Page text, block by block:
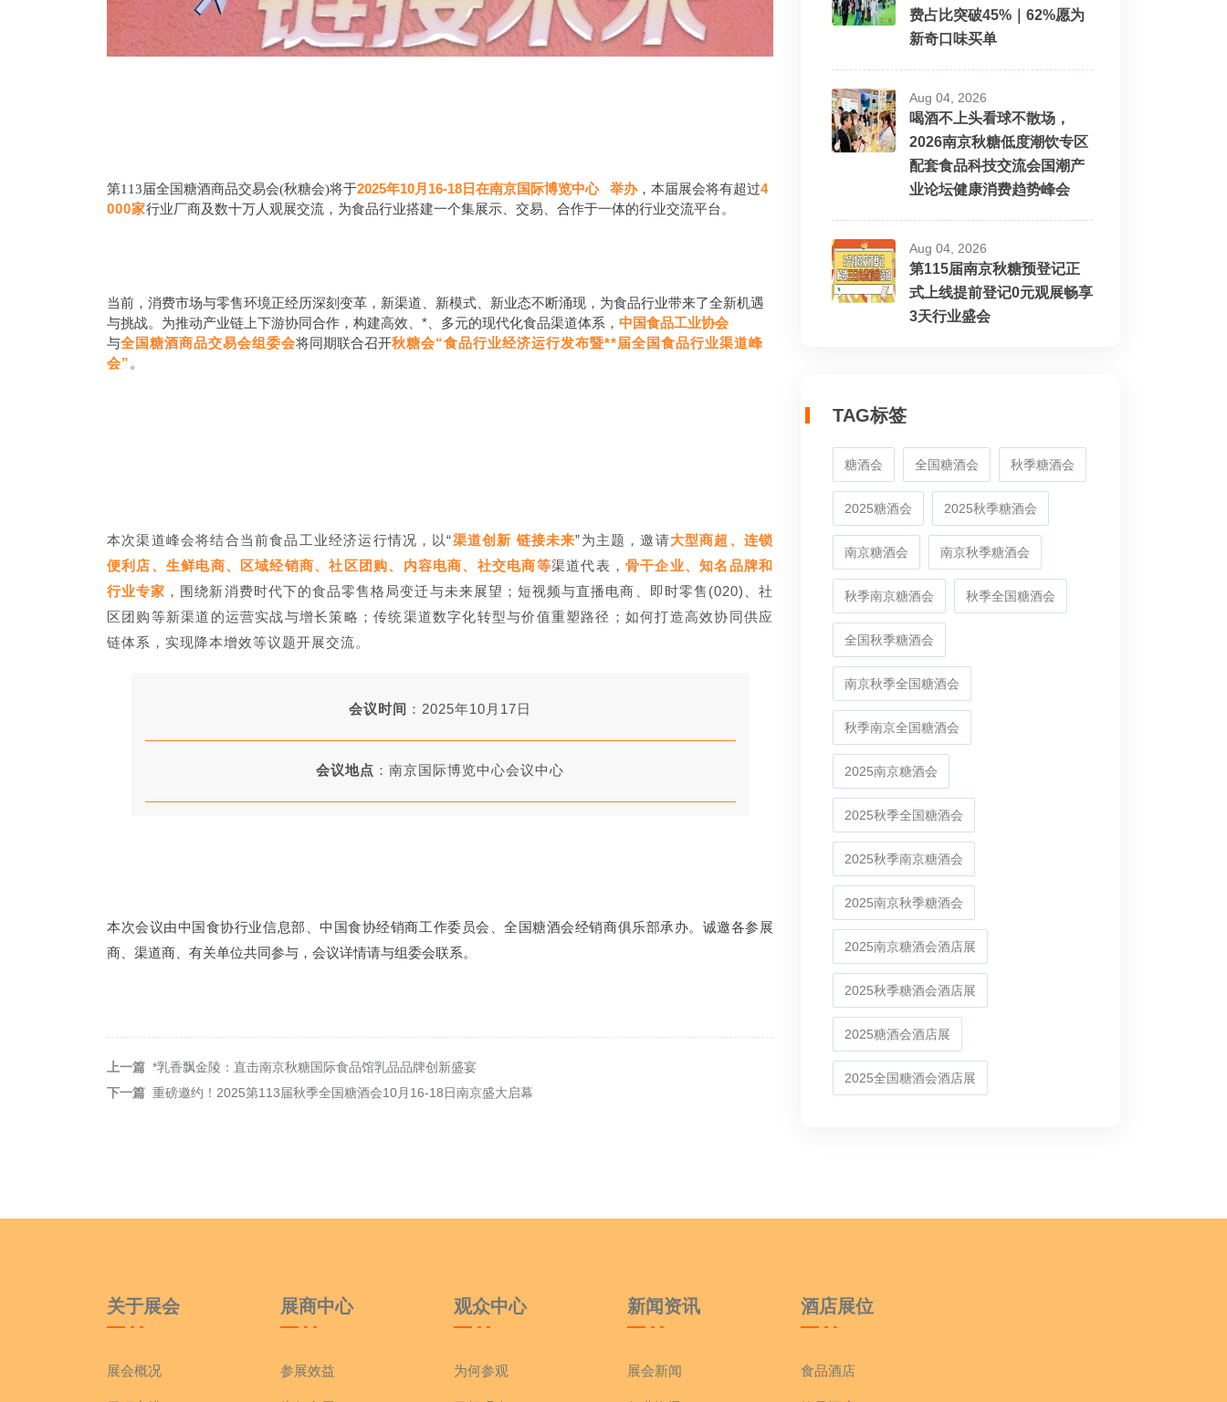
第113届全国糖酒商品交易会(秋糖会)将于2025年10月16-18日在南京国际博览中心 举办，本届展会将有超过4
000家行业厂商及数十万人观展交流，为食品行业搭建一个集展示、交易、合作于一体的行业交流平台。
当前，消费市场与零售环境正经历深刻变革，新渠道、新模式、新业态不断涌现，为食品行业带来了全新机遇
与挑战。为推动产业链上下游协同合作，构建高效、*、多元的现代化食品渠道体系， 中国食品工业协会
与全国糖酒商品交易会组委会将同期联合召开秋糖会“食品行业经济运行发布暨**届全国食品行业渠道峰
会” 。
本次渠道峰会将结合当前食品工业经济运行情况，以“渠道创新 链接未来”为主题，邀请大型商超、连锁
便利店、生鲜电商、区域经销商、社区团购、内容电商、社交电商等渠道代表， 骨干企业、知名品牌和
行业专家 ，围绕新消费时代下的食品零售格局变迁与未来展望；短视频与直播电商、即时零售(020)、社
区团购等新渠道的运营实战与增长策略；传统渠道数字化转型与价值重塑路径；如何打造高效协同供应
链体系，实现降本增效等议题开展交流。
会议时间 ：2025年10月17日
会议地点 ：南京国际博览中心会议中心
本次会议由中国食协行业信息部、中国食协经销商工作委员会、全国糖酒会经销商俱乐部承办。诚邀各参展
商、渠道商、有关单位共同参与，会议详情请与组委会联系。
上一篇 *乳香飘金陵：直击南京秋糖国际食品馆乳品品牌创新盛宴
下一篇 重磅邀约！2025第113届秋季全国糖酒会10月16-18日南京盛大启幕
费占比突破45%｜62%愿为
新奇口味买单
Aug 04, 2026
喝酒不上头看球不散场，
2026南京秋糖低度潮饮专区
配套食品科技交流会国潮产
业论坛健康消费趋势峰会
Aug 04, 2026
第115届南京秋糖预登记正
式上线提前登记0元观展畅享
3天行业盛会
TAG标签
糖酒会 全国糖酒会 秋季糖酒会
2025糖酒会 2025秋季糖酒会
南京糖酒会 南京秋季糖酒会
秋季南京糖酒会 秋季全国糖酒会
全国秋季糖酒会
南京秋季全国糖酒会
秋季南京全国糖酒会
2025南京糖酒会
2025秋季全国糖酒会
2025秋季南京糖酒会
2025南京秋季糖酒会
2025南京糖酒会酒店展
2025秋季糖酒会酒店展
2025糖酒会酒店展
2025全国糖酒会酒店展
关于展会
展会概况
展商中心
参展效益
观众中心
为何参观
新闻资讯
展会新闻
酒店展位
食品酒店